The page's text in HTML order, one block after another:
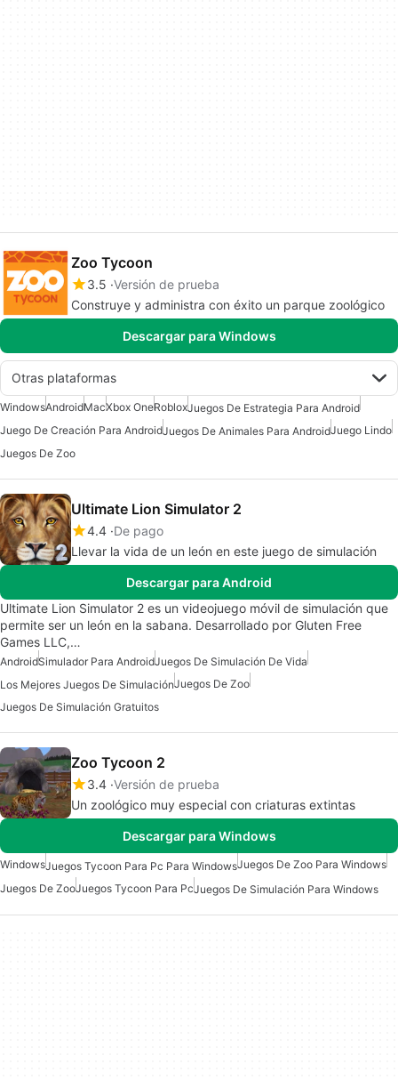
Zoo Tycoon
3.5 Versión de prueba
Construye y administra con éxito un parque zoológico
Descargar para Windows
Otras plataformas
WindowsAndroidMacXbox OneRobloxJuegos De Estrategia Para Android
Juego De Creación Para AndroidJuegos De Animales Para AndroidJuego Lindo
Juegos De Zoo
Ultimate Lion Simulator 2
4.4 De pago
Llevar la vida de un león en este juego de simulación
Descargar para Android
Ultimate Lion Simulator 2 es un videojuego móvil de simulación que
permite ser un león en la sabana. Desarrollado por Gluten Free
Games LLC,…
AndroidSimulador Para AndroidJuegos De Simulación De Vida
Los Mejores Juegos De SimulaciónJuegos De Zoo
Juegos De Simulación Gratuitos
Zoo Tycoon 2
3.4 Versión de prueba
Un zoológico muy especial con criaturas extintas
Descargar para Windows
WindowsJuegos Tycoon Para Pc Para WindowsJuegos De Zoo Para Windows
Juegos De ZooJuegos Tycoon Para PcJuegos De Simulación Para Windows